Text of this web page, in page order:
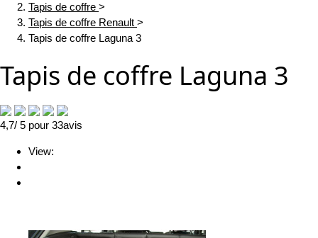
Tapis de coffre >
Tapis de coffre Renault >
Tapis de coffre Laguna 3
Tapis de coffre Laguna 3
4,7/ 5 pour 33avis
View: